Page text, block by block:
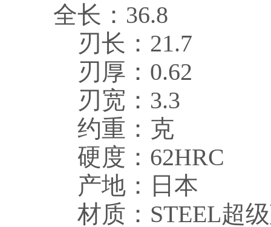
全长：36.8
刃长：21.7
刃厚：0.62
刃宽：3.3
约重：克
硬度：62HRC
产地：日本
材质：STEEL超级